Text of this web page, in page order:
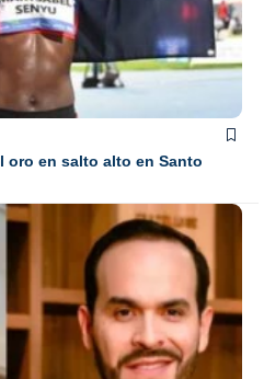
oro en salto alto en Santo